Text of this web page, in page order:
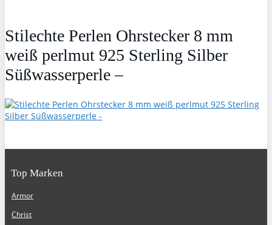
Stilechte Perlen Ohrstecker 8 mm
weiß perlmut 925 Sterling Silber
Süßwasserperle –
Top Marken
Armor
Christ